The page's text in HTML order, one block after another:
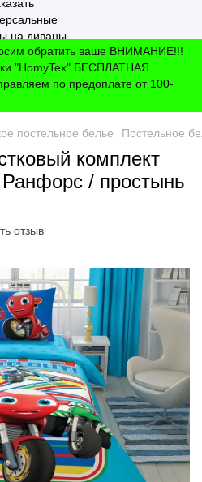
обратить ваше ВНИМАНИЕ!!!
"HomyTex" БЕСПЛАТНАЯ
по предоплате от 100-
постельное белье Постельное
комплект
/ простынь
отзыв